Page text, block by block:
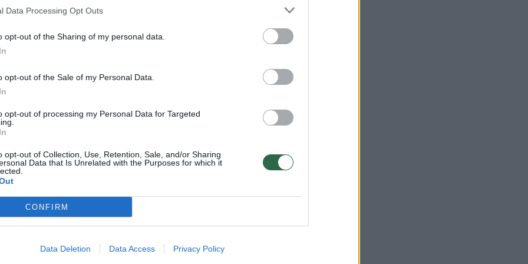
Data Processing Opt Outs
opt-out of the Sharing of my personal data.
opt-out of the Sale of my Personal Data.
opt-out of processing my Personal Data for Targeted
opt-out of Collection, Use, Retention, Sale, and/or Sharing
Data that Is Unrelated with the Purposes for which it
CONFIRM
Data Deletion Data Access Privacy Policy
kampaniją politikai keltų šią
lietuvė
Londono